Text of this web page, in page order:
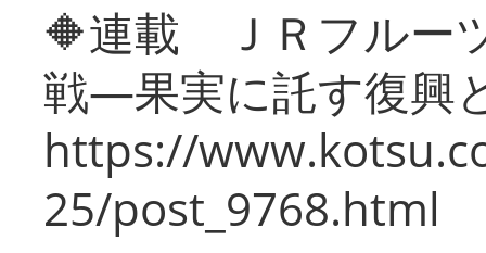
🔶連載 ＪＲフルー
戦―果実に託す復興
https://
25/post_9768.html